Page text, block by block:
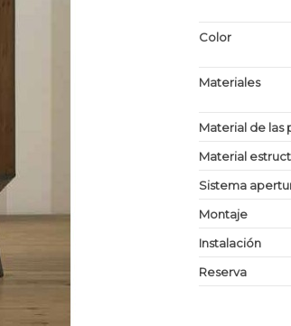
Color
Materiales
Material de las
Material
Sistema
Montaje
Instalación
Reserva